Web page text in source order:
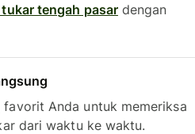
tengah pasardengan
favorit Anda untuk memeriksa
dari waktu ke waktu.